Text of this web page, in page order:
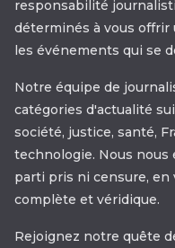
responsabilité
déterminés à vous
les événements qui se
Notre équipe de
catégories d'actualité
société, justice, santé,
technologie. Nous nous
parti pris ni censure,
complète et véridique.
Rejoignez notre quête